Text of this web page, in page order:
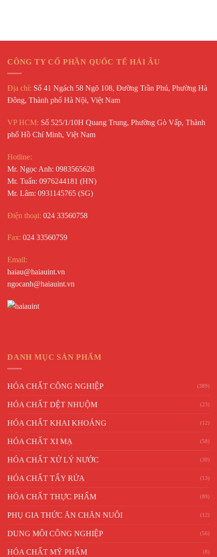
CÔNG TY CỔ PHẦN QUỐC TẾ HẢI ÂU
Địa chỉ: Số 41 Ngách 58 Ngõ 108, Đường Trần Phú, Phường Hà
Đông, Thành phố Hà Nội, Việt Nam
VP HCM: Số 525/1/10H Quang Trung, Phường Gò Vấp, Thành
phố Hồ Chí Minh, Việt Nam
Hotline:
Mr. Ngọc Anh: 0983565628
Mr. Tuấn: 0976244181 (HN)
Mr. Lâm: 0931145765 (SG)
Điện thoại: 024 33560758
Fax: 024 33560759
Email:
haiau@haiauint.vn
ngocanh@haiauint.vn
DANH MỤC SẢN PHẨM
HÓA CHẤT CÔNG NGHIỆP (389)
HÓA CHẤT DỆT NHUỘM (23)
HÓA CHẤT KHAI KHOÁNG (12)
HÓA CHẤT XI MẠ (58)
HÓA CHẤT XỬ LÝ NƯỚC (30)
HÓA CHẤT TẨY RỬA (13)
HÓA CHẤT THỰC PHẨM (89)
PHỤ GIA THỨC ĂN CHĂN NUÔI (12)
DUNG MÔI CÔNG NGHIỆP (56)
HÓA CHẤT MỸ PHẨM (8)